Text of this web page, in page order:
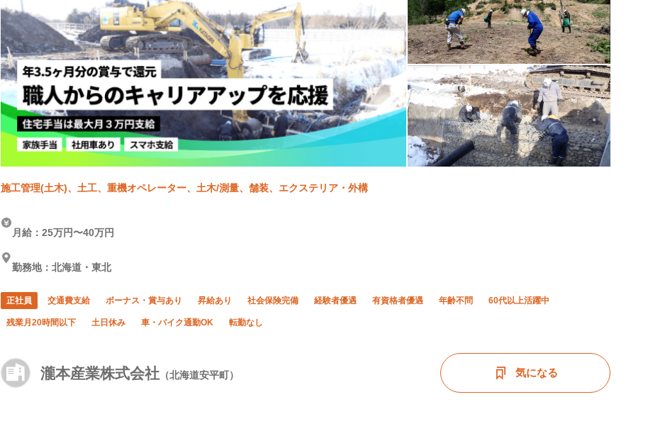
施工管理(土木)、土工、重機オペレーター、土木/測量、舗装、エクステリア・外構
瀧本産業株式会社 （北海道安平町）
月給：25万円〜40万円
勤務地：北海道・東北
正社員 交通費支給 ボーナス・賞与あり 昇給あり 社会保険完備 経験者優遇 有資格者優遇 年齢不問 60代以上活躍中
残業月20時間以下 土日休み 車・バイク通勤OK 転勤なし
気になる